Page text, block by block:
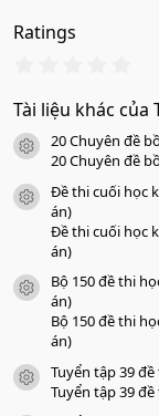
Ratings
0
0
s
a
o
Tài liệu khác của
icon tài liệu
20 Chuyên đề
20 Chuyên đề
icon tài liệu
Đề thi cuối học
án)
Đề thi cuối học
án)
icon tài liệu
Bộ 150 đề thi
án)
Bộ 150 đề thi
án)
icon tài liệu
Tuyển tập 39
Tuyển tập 39